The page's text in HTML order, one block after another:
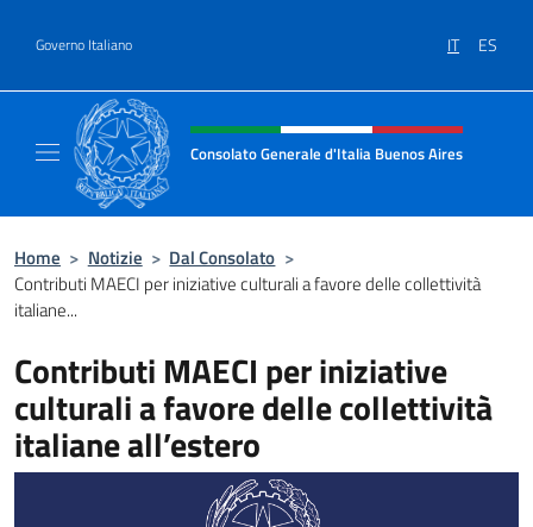
Governo Italiano IT ES
Intestazione sito, social e menù
Consolato Generale d'Italia Buenos Aires
Home > Notizie > Dal Consolato >
Contributi MAECI per iniziative culturali a favore delle collettività
italiane...
Contributi MAECI per iniziative
culturali a favore delle collettività
italiane all’estero